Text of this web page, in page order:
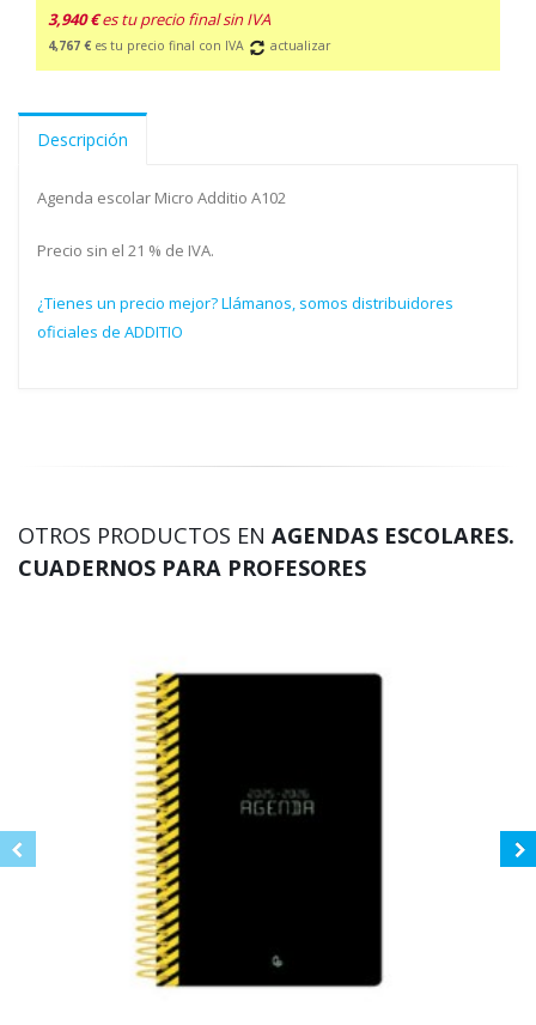
3,940 € es tu precio final sin IVA
4,767 € es tu precio final con IVA actualizar
Descripción
Agenda escolar Micro Additio A102
Precio sin el 21 % de IVA.
¿Tienes un precio mejor? Llámanos, somos distribuidores
oficiales de ADDITIO
OTROS PRODUCTOS EN AGENDAS ESCOLARES.
CUADERNOS PARA PROFESORES